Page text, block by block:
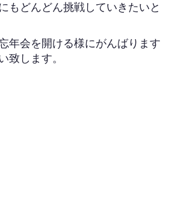
もどんどん挑戦していきたいと
年会を開ける様にがんばります
致します。